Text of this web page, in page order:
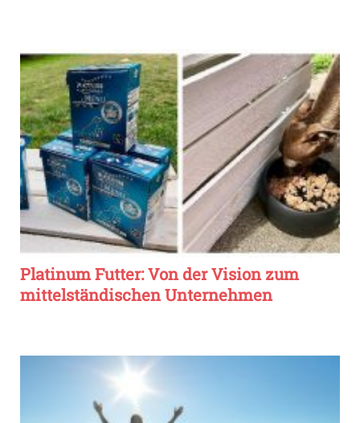
Platinum Futter: Von der Vision zum
mittelständischen Unternehmen